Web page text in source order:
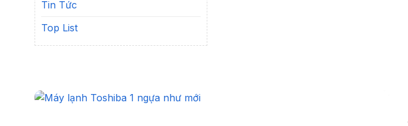
Tin Tức
Top List